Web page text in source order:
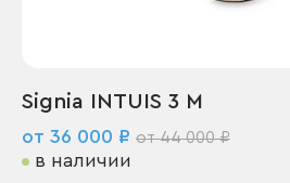
Signia INTUIS 3 M
от 36 000 ₽ от 44 000 ₽
в наличии